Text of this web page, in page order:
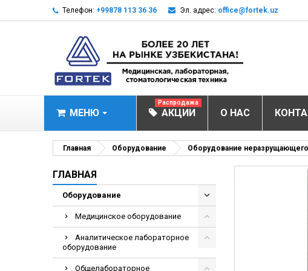
Телефон: +99878 113 36 36 Эл. адрес: office@fortek.uz
МЕНЮ
МЕДИЦИНСКОЕ
Анализаторы
Анализатор
Анализаторы
Анализаторы мочи
Биохимические
Видеокольпоскопы
АКЦИИ
Распродажа
О НАС
Главная Оборудование Оборудование
ГЛАВНАЯ
Оборудование
Медицинское оборудование
Аналитическое лабораторное
оборудование
Общелабораторное